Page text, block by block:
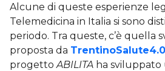
Alcune di queste esperienze
Telemedicina in Italia si sono
periodo. Tra queste, c’è quella
proposta da TrentinoSalute4.0
progettoABILITA ha sviluppato